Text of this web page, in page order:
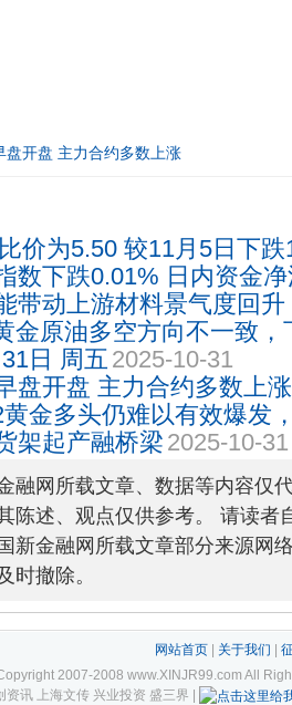
盘开盘 主力合约多数上涨
价为5.50 较11月5日下跌
数下跌0.01% 日内资金
带动上游材料景气度回
11-10
金原油多空方向不一致
日 周五 2025-10-31
盘开盘 主力合约多数上涨
金多头仍难以有效爆发
架起产融桥梁 2025-10-31
融网所载文章、数据等内容仅
陈述、观点仅供参考。 请读者
新金融网所载文章部分来源网
时撤除。
网站首页| 关于我们
2007-2008 www.XINJR99.com All
讯 上海文传 兴业投资 盛三界 |